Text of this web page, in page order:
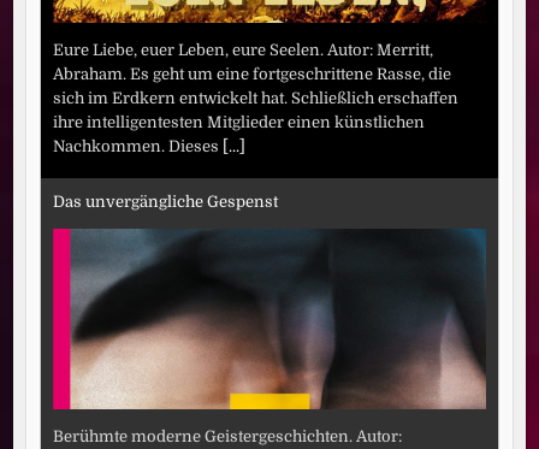
Eure Liebe, euer Leben, eure Seelen. Autor: Merritt,
Abraham. Es geht um eine fortgeschrittene Rasse, die
sich im Erdkern entwickelt hat. Schließlich erschaffen
ihre intelligentesten Mitglieder einen künstlichen
Nachkommen. Dieses [...]
Das unvergängliche Gespenst
Berühmte moderne Geistergeschichten. Autor: